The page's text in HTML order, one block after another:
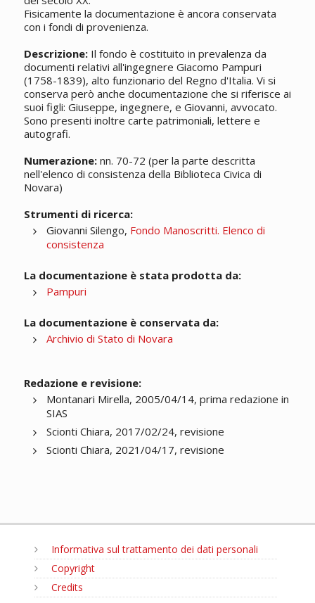
Fisicamente la documentazione è ancora conservata
con i fondi di provenienza.
Descrizione:Il fondo è costituito in prevalenza da
documenti relativi all'ingegnere Giacomo Pampuri
(1758-1839), alto funzionario del Regno d'Italia. Vi si
conserva però anche documentazione che si riferisce ai
suoi figli: Giuseppe, ingegnere, e Giovanni, avvocato.
Sono presenti inoltre carte patrimoniali, lettere e
autografi.
Numerazione:nn. 70-72 (per la parte descritta
nell'elenco di consistenza della Biblioteca Civica di
Novara)
Strumenti di ricerca:
Giovanni Silengo, Fondo Manoscritti. Elenco di
consistenza
La documentazione è stata prodotta da:
Pampuri
La documentazione è conservata da:
Archivio di Stato di Novara
Redazione e revisione:
Montanari Mirella, 2005/04/14, prima redazione in
SIAS
Scionti Chiara, 2017/02/24, revisione
Scionti Chiara, 2021/04/17, revisione
Informativa sul trattamento dei dati personali
Copyright
Credits